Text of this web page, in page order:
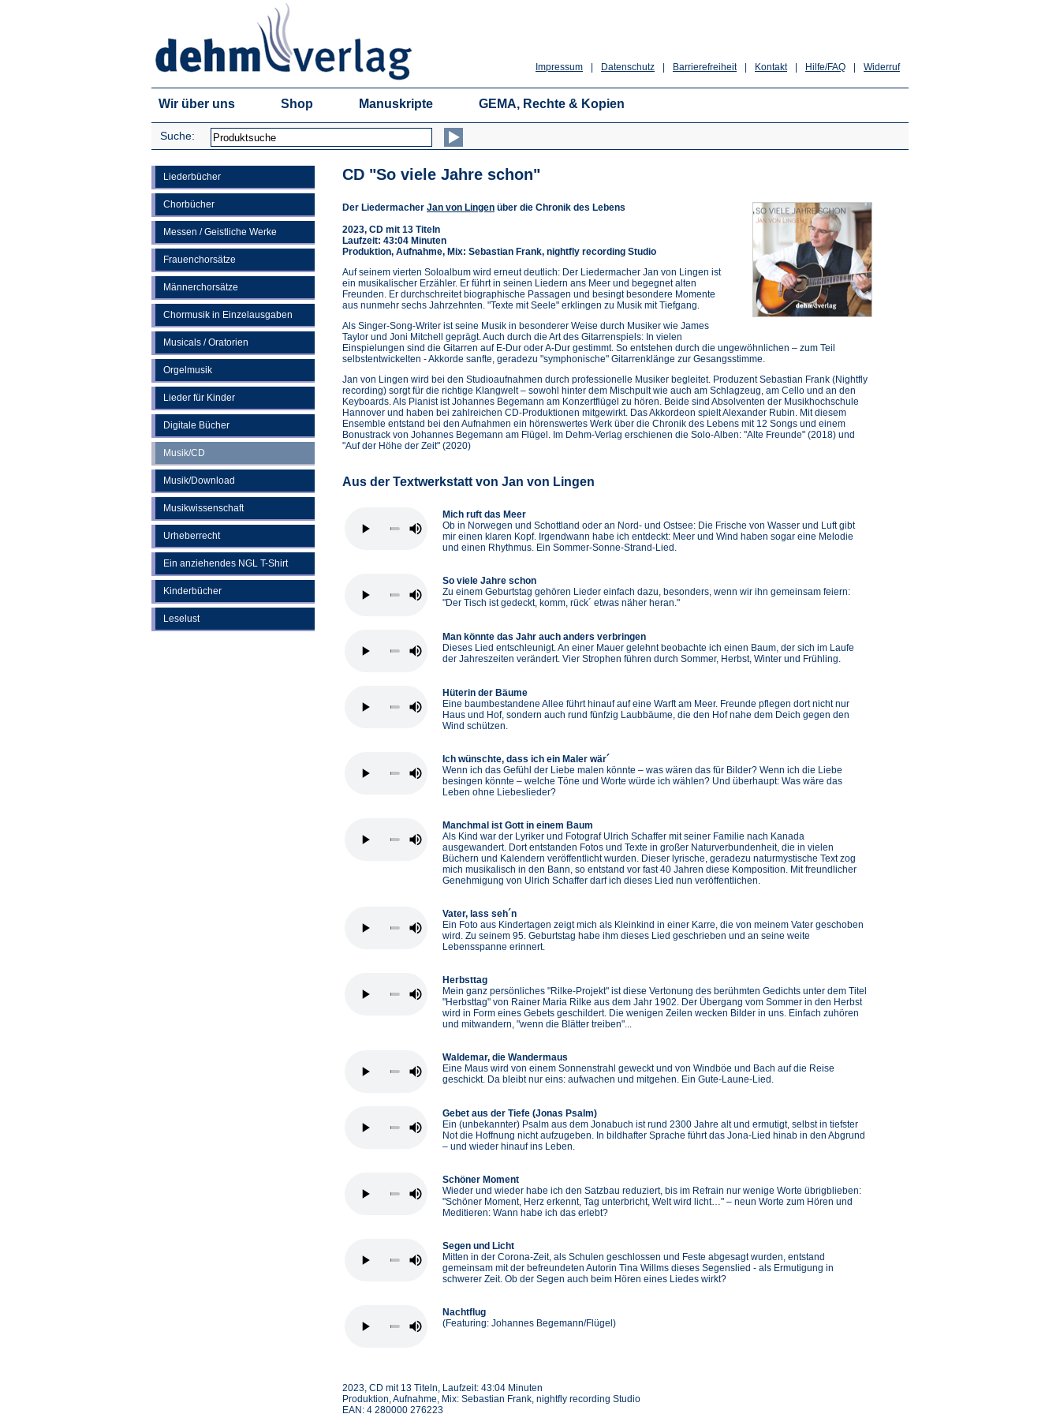
Widerruf
Hilfe/FAQ
Kontakt
Barrierefreiheit
Datenschutz
Impressum
Wir über uns Shop Manuskripte GEMA, Rechte & Kopien
Suche:
Liederbücher
Chorbücher
Messen / Geistliche Werke
Frauenchorsätze
Männerchorsätze
Chormusik in Einzelausgaben
Musicals / Oratorien
Orgelmusik
Lieder für Kinder
Digitale Bücher
Musik/CD
Musik/Download
Musikwissenschaft
Urheberrecht
Ein anziehendes NGL T-Shirt
Kinderbücher
Leselust
CD "So viele Jahre schon"
Der Liedermacher Jan von Lingen über die Chronik des Lebens
2023, CD mit 13 Titeln
Laufzeit: 43:04 Minuten
Produktion, Aufnahme, Mix: Sebastian Frank, nightfly recording Studio
Auf seinem vierten Soloalbum wird erneut deutlich: Der Liedermacher Jan von Lingen ist
ein musikalischer Erzähler. Er führt in seinen Liedern ans Meer und begegnet alten
Freunden. Er durchschreitet biographische Passagen und besingt besondere Momente
aus nunmehr sechs Jahrzehnten. "Texte mit Seele" erklingen zu Musik mit Tiefgang.
Als Singer-Song-Writer ist seine Musik in besonderer Weise durch Musiker wie James
Taylor und Joni Mitchell geprägt. Auch durch die Art des Gitarrenspiels: In vielen
Einspielungen sind die Gitarren auf E-Dur oder A-Dur gestimmt. So entstehen durch die ungewöhnlichen – zum Teil
selbstentwickelten - Akkorde sanfte, geradezu "symphonische" Gitarrenklänge zur Gesangsstimme.
Jan von Lingen wird bei den Studioaufnahmen durch professionelle Musiker begleitet. Produzent Sebastian Frank (Nightfly
recording) sorgt für die richtige Klangwelt – sowohl hinter dem Mischpult wie auch am Schlagzeug, am Cello und an den
Keyboards. Als Pianist ist Johannes Begemann am Konzertflügel zu hören. Beide sind Absolventen der Musikhochschule
Hannover und haben bei zahlreichen CD-Produktionen mitgewirkt. Das Akkordeon spielt Alexander Rubin. Mit diesem
Ensemble entstand bei den Aufnahmen ein hörenswertes Werk über die Chronik des Lebens mit 12 Songs und einem
Bonustrack von Johannes Begemann am Flügel. Im Dehm-Verlag erschienen die Solo-Alben: "Alte Freunde" (2018) und
"Auf der Höhe der Zeit" (2020)
Aus der Textwerkstatt von Jan von Lingen
Mich ruft das Meer
Ob in Norwegen und Schottland oder an Nord- und Ostsee: Die Frische von Wasser und Luft gibt
mir einen klaren Kopf. Irgendwann habe ich entdeckt: Meer und Wind haben sogar eine Melodie
und einen Rhythmus. Ein Sommer-Sonne-Strand-Lied.
So viele Jahre schon
Zu einem Geburtstag gehören Lieder einfach dazu, besonders, wenn wir ihn gemeinsam feiern:
"Der Tisch ist gedeckt, komm, rück´ etwas näher heran."
Man könnte das Jahr auch anders verbringen
Dieses Lied entschleunigt. An einer Mauer gelehnt beobachte ich einen Baum, der sich im Laufe
der Jahreszeiten verändert. Vier Strophen führen durch Sommer, Herbst, Winter und Frühling.
Hüterin der Bäume
Eine baumbestandene Allee führt hinauf auf eine Warft am Meer. Freunde pflegen dort nicht nur
Haus und Hof, sondern auch rund fünfzig Laubbäume, die den Hof nahe dem Deich gegen den
Wind schützen.
Ich wünschte, dass ich ein Maler wär´
Wenn ich das Gefühl der Liebe malen könnte – was wären das für Bilder? Wenn ich die Liebe
besingen könnte – welche Töne und Worte würde ich wählen? Und überhaupt: Was wäre das
Leben ohne Liebeslieder?
Manchmal ist Gott in einem Baum
Als Kind war der Lyriker und Fotograf Ulrich Schaffer mit seiner Familie nach Kanada
ausgewandert. Dort entstanden Fotos und Texte in großer Naturverbundenheit, die in vielen
Büchern und Kalendern veröffentlicht wurden. Dieser lyrische, geradezu naturmystische Text zog
mich musikalisch in den Bann, so entstand vor fast 40 Jahren diese Komposition. Mit freundlicher
Genehmigung von Ulrich Schaffer darf ich dieses Lied nun veröffentlichen.
Vater, lass seh´n
Ein Foto aus Kindertagen zeigt mich als Kleinkind in einer Karre, die von meinem Vater geschoben
wird. Zu seinem 95. Geburtstag habe ihm dieses Lied geschrieben und an seine weite
Lebensspanne erinnert.
Herbsttag
Mein ganz persönliches "Rilke-Projekt" ist diese Vertonung des berühmten Gedichts unter dem Titel
"Herbsttag" von Rainer Maria Rilke aus dem Jahr 1902. Der Übergang vom Sommer in den Herbst
wird in Form eines Gebets geschildert. Die wenigen Zeilen wecken Bilder in uns. Einfach zuhören
und mitwandern, "wenn die Blätter treiben"...
Waldemar, die Wandermaus
Eine Maus wird von einem Sonnenstrahl geweckt und von Windböe und Bach auf die Reise
geschickt. Da bleibt nur eins: aufwachen und mitgehen. Ein Gute-Laune-Lied.
Gebet aus der Tiefe (Jonas Psalm)
Ein (unbekannter) Psalm aus dem Jonabuch ist rund 2300 Jahre alt und ermutigt, selbst in tiefster
Not die Hoffnung nicht aufzugeben. In bildhafter Sprache führt das Jona-Lied hinab in den Abgrund
– und wieder hinauf ins Leben.
Schöner Moment
Wieder und wieder habe ich den Satzbau reduziert, bis im Refrain nur wenige Worte übrigblieben:
"Schöner Moment, Herz erkennt, Tag unterbricht, Welt wird licht…" – neun Worte zum Hören und
Meditieren: Wann habe ich das erlebt?
Segen und Licht
Mitten in der Corona-Zeit, als Schulen geschlossen und Feste abgesagt wurden, entstand
gemeinsam mit der befreundeten Autorin Tina Willms dieses Segenslied - als Ermutigung in
schwerer Zeit. Ob der Segen auch beim Hören eines Liedes wirkt?
Nachtflug
(Featuring: Johannes Begemann/Flügel)
2023, CD mit 13 Titeln, Laufzeit: 43:04 Minuten
Produktion, Aufnahme, Mix: Sebastian Frank, nightfly recording Studio
EAN: 4 280000 276223